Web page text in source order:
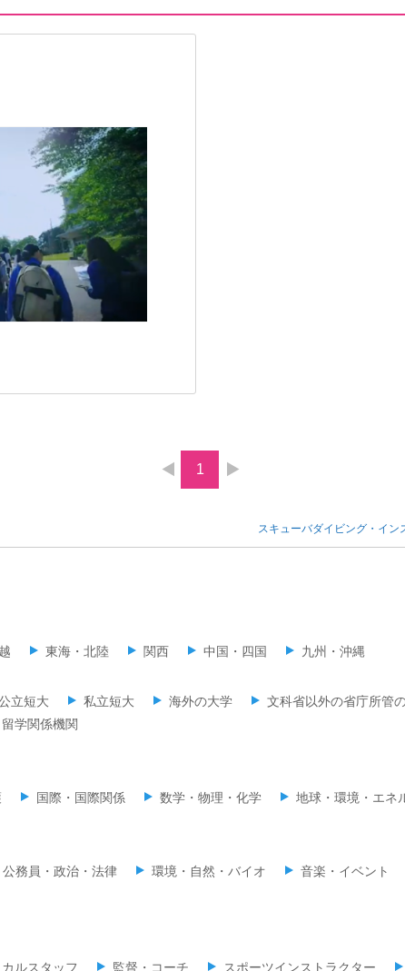
1
スキューバダイビング・イ
東海・北陸 関西 中国・四国 九州・沖縄
立短大 私立短大 海外の大学 文科省以外の省庁所管
留学関係機関
国際・国際関係 数学・物理・化学 地球・環境・エネ
公務員・政治・法律 環境・自然・バイオ 音楽・イベント
ルスタッフ 監督・コーチ スポーツインストラクター